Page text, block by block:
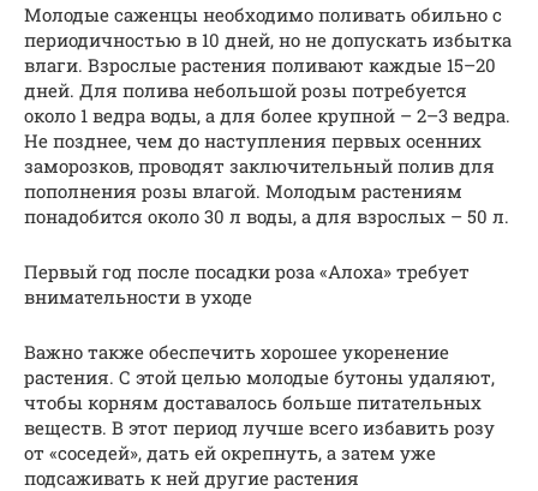
Молодые саженцы необходимо поливать обильно с
периодичностью в 10 дней, но не допускать избытка
влаги. Взрослые растения поливают каждые 15–20
дней. Для полива небольшой розы потребуется
около 1 ведра воды, а для более крупной – 2–3 ведра.
Не позднее, чем до наступления первых осенних
заморозков, проводят заключительный полив для
пополнения розы влагой. Молодым растениям
понадобится около 30 л воды, а для взрослых – 50 л.
Первый год после посадки роза «Алоха» требует
внимательности в уходе
Важно также обеспечить хорошее укоренение
растения. С этой целью молодые бутоны удаляют,
чтобы корням доставалось больше питательных
веществ. В этот период лучше всего избавить розу
от «соседей», дать ей окрепнуть, а затем уже
подсаживать к ней другие растения